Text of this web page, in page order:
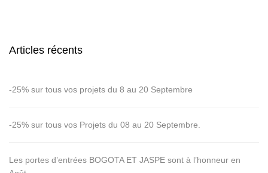
Articles récents
-25% sur tous vos projets du 8 au 20 Septembre
-25% sur tous vos Projets du 08 au 20 Septembre.
Les portes d’entrées BOGOTA ET JASPE sont à l’honneur en